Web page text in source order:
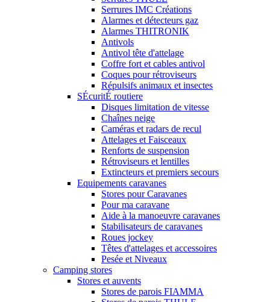
Serrures IMC Créations
Alarmes et détecteurs gaz
Alarmes THITRONIK
Antivols
Antivol tête d'attelage
Coffre fort et cables antivol
Coques pour rétroviseurs
Répulsifs animaux et insectes
SÉcuritÉ routiere
Disques limitation de vitesse
Chaînes neige
Caméras et radars de recul
Attelages et Faisceaux
Renforts de suspension
Rétroviseurs et lentilles
Extincteurs et premiers secours
Equipements caravanes
Stores pour Caravanes
Pour ma caravane
Aide à la manoeuvre caravanes
Stabilisateurs de caravanes
Roues jockey
Têtes d'attelages et accessoires
Pesée et Niveaux
Camping stores
Stores et auvents
Stores de parois FIAMMA